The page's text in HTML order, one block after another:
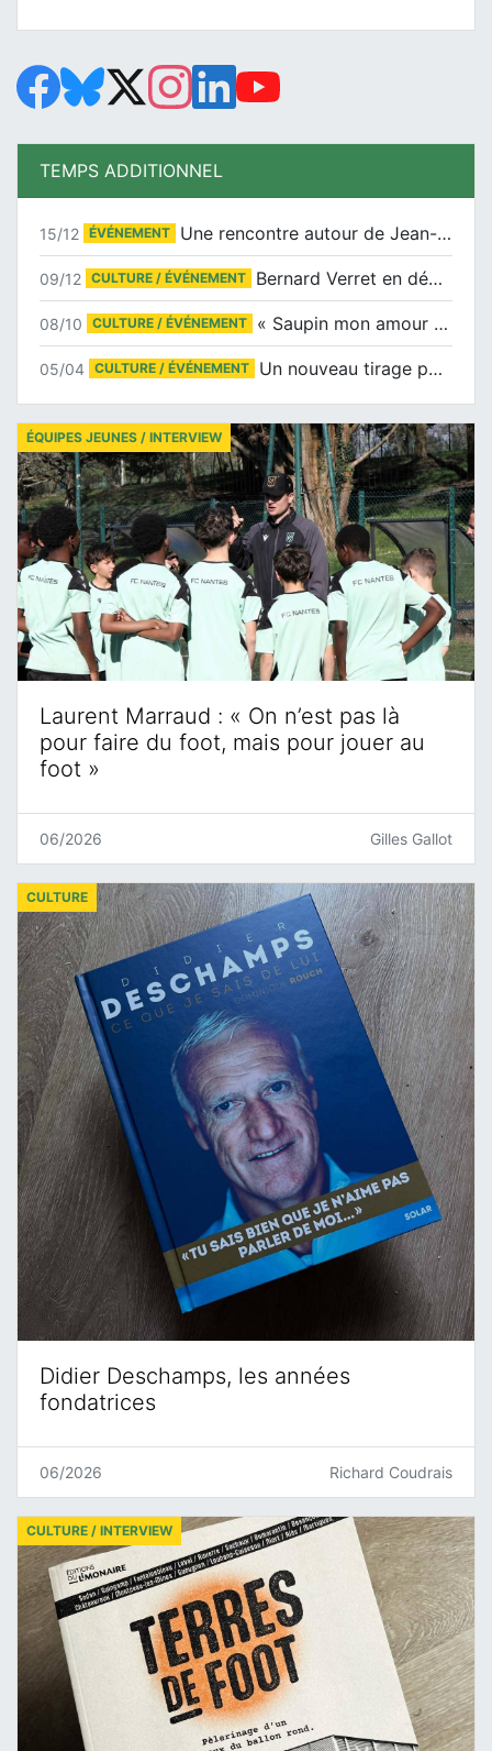
TEMPS ADDITIONNEL
15/12 ÉVÉNEMENT Une rencontre autour de Jean-Claude Suaudeau
09/12 CULTURE / ÉVÉNEMENT Bernard Verret en dédicaces le samedi 13 décembre à l’Espace Culturel Atlantis
08/10 CULTURE / ÉVÉNEMENT « Saupin mon amour » au salon du livre de Trentemoult
05/04 CULTURE / ÉVÉNEMENT Un nouveau tirage pour le Docu-BD
Laurent Marraud : « On n’est pas là
pour faire du foot, mais pour jouer au
foot »
ÉQUIPES JEUNES / INTERVIEW
06/2026 Gilles Gallot
Didier Deschamps, les années
fondatrices
CULTURE
06/2026 Richard Coudrais
CULTURE / INTERVIEW